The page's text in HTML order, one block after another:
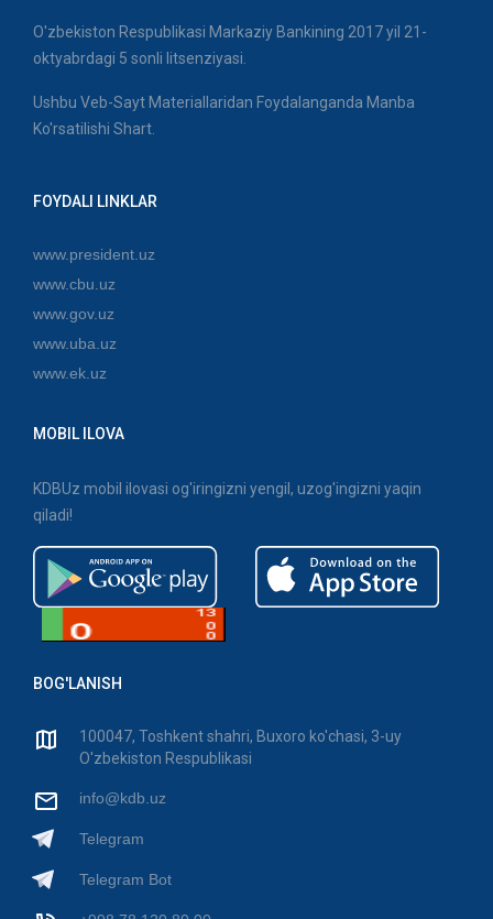
O'zbekiston Respublikasi Markaziy Bankining 2017 yil 21-
oktyabrdagi 5 sonli litsenziyasi.
Ushbu Veb-Sayt Materiallaridan Foydalanganda Manba
Ko'rsatilishi Shart.
FOYDALI LINKLAR
www.president.uz
www.cbu.uz
www.gov.uz
www.uba.uz
www.ek.uz
MOBIL ILOVA
KDBUz mobil ilovasi og'iringizni yengil, uzog'ingizni yaqin
qiladi!
BOG'LANISH
100047, Toshkent shahri, Buxoro ko'chasi, 3-uy
O'zbekiston Respublikasi
info@kdb.uz
Telegram
Telegram Bot